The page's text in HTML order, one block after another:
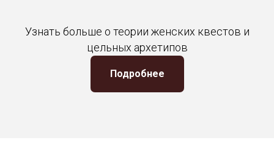
Узнать больше о теории женских квестов и
цельных архетипов
Подробнее